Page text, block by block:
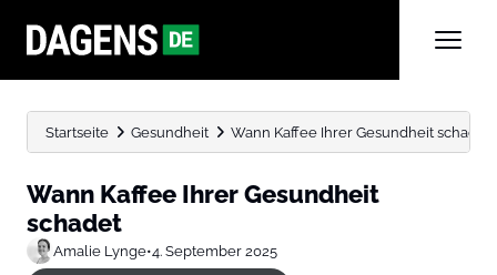
Startseite Gesundheit Wann Kaffee Ihrer Gesundheit schadet
Wann Kaffee Ihrer Gesundheit
schadet
Amalie Lynge•4. September 2025